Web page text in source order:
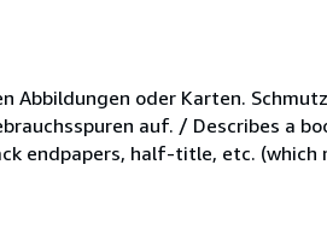
Abbildungen oder Karten.
auf. / Describes a
endpapers, half-title, etc. (which